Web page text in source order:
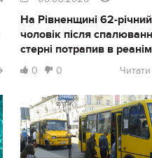
На Рівненщині 62-річний
чоловік після
стерні потрапив в
0 0 Читати